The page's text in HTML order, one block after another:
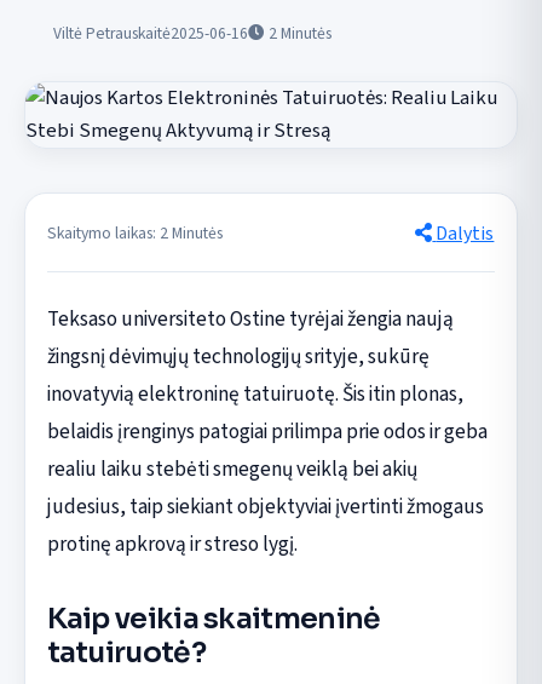
Viltė Petrauskaitė2025-06-16 2Minutės
Skaitymo laikas: 2 Minutės Dalytis
Teksaso universiteto Ostine tyrėjai žengia naują
žingsnį dėvimųjų technologijų srityje, sukūrę
inovatyvią elektroninę tatuiruotę. Šis itin plonas,
belaidis įrenginys patogiai prilimpa prie odos ir geba
realiu laiku stebėti smegenų veiklą bei akių
judesius, taip siekiant objektyviai įvertinti žmogaus
protinę apkrovą ir streso lygį.
Kaip veikia skaitmeninė
tatuiruotė?